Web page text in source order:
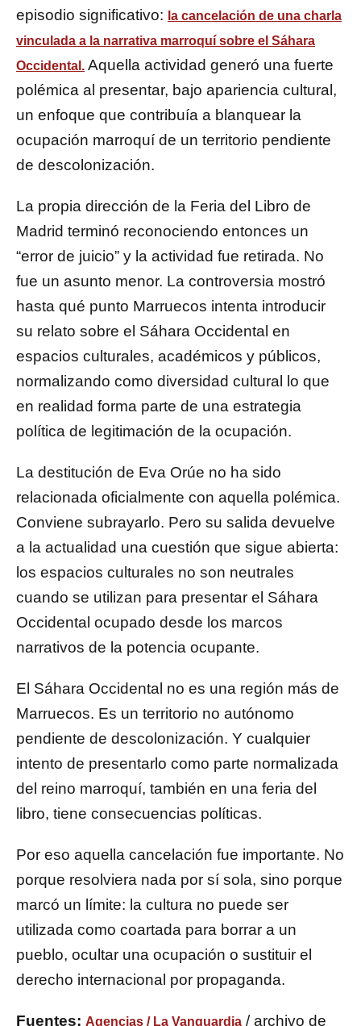
episodio significativo: la cancelación de una charla
vinculada a la narrativa marroquí sobre el Sáhara
Occidental. Aquella actividad generó una fuerte
polémica al presentar, bajo apariencia cultural,
un enfoque que contribuía a blanquear la
ocupación marroquí de un territorio pendiente
de descolonización.
La propia dirección de la Feria del Libro de
Madrid terminó reconociendo entonces un
“error de juicio” y la actividad fue retirada. No
fue un asunto menor. La controversia mostró
hasta qué punto Marruecos intenta introducir
su relato sobre el Sáhara Occidental en
espacios culturales, académicos y públicos,
normalizando como diversidad cultural lo que
en realidad forma parte de una estrategia
política de legitimación de la ocupación.
La destitución de Eva Orúe no ha sido
relacionada oficialmente con aquella polémica.
Conviene subrayarlo. Pero su salida devuelve
a la actualidad una cuestión que sigue abierta:
los espacios culturales no son neutrales
cuando se utilizan para presentar el Sáhara
Occidental ocupado desde los marcos
narrativos de la potencia ocupante.
El Sáhara Occidental no es una región más de
Marruecos. Es un territorio no autónomo
pendiente de descolonización. Y cualquier
intento de presentarlo como parte normalizada
del reino marroquí, también en una feria del
libro, tiene consecuencias políticas.
Por eso aquella cancelación fue importante. No
porque resolviera nada por sí sola, sino porque
marcó un límite: la cultura no puede ser
utilizada como coartada para borrar a un
pueblo, ocultar una ocupación o sustituir el
derecho internacional por propaganda.
Fuentes: Agencias / La Vanguardia / archivo de